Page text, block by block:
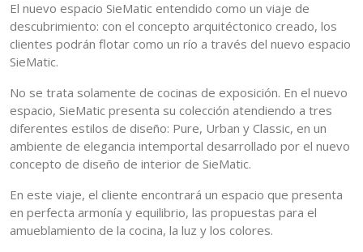
El nuevo espacio SieMatic entendido como un viaje de
descubrimiento: con el concepto arquitéctonico creado, los
clientes podrán flotar como un río a través del nuevo espacio
SieMatic.
No se trata solamente de cocinas de exposición. En el nuevo
espacio, SieMatic presenta su colección atendiendo a tres
diferentes estilos de diseño: Pure, Urban y Classic, en un
ambiente de elegancia intemportal desarrollado por el nuevo
concepto de diseño de interior de SieMatic.
En este viaje, el cliente encontrará un espacio que presenta
en perfecta armonía y equilibrio, las propuestas para el
amueblamiento de la cocina, la luz y los colores.